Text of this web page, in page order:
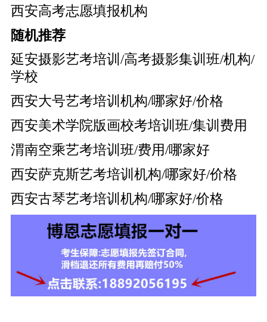
西安高考志愿填报机构
随机推荐
延安摄影艺考培训/高考摄影集训班/机构/
学校
西安大号艺考培训机构/哪家好/价格
西安美术学院版画校考培训班/集训费用
渭南空乘艺考培训班/费用/哪家好
西安萨克斯艺考培训机构/哪家好/价格
西安古琴艺考培训机构/哪家好/价格